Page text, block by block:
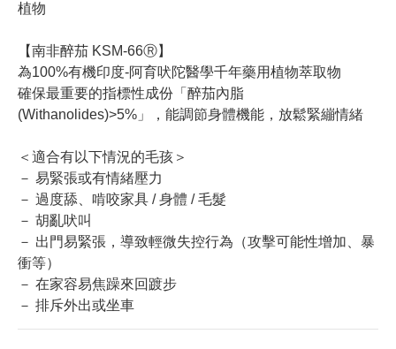
植物
【南非醉茄 KSM-66Ⓡ】
為100%有機印度-阿育吠陀醫學千年藥用植物萃取物
確保最重要的指標性成份「醉茄內脂
(Withanolides)>5%」，能調節身體機能，放鬆緊繃情緒
＜適合有以下情況的毛孩＞
－ 易緊張或有情緒壓力
－ 過度舔、啃咬家具 / 身體 / 毛髮
－ 胡亂吠叫
－ 出門易緊張，導致輕微失控行為（攻擊可能性增加、暴
衝等）
－ 在家容易焦躁來回踱步
－ 排斥外出或坐車